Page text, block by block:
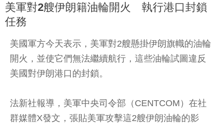
美軍對2艘伊朗籍油輪開火 執行港口封鎖
任務
美國軍方今天表示，美軍對2艘懸掛伊朗旗幟的油輪
開火，並使它們無法繼續航行，這些油輪試圖違反
美國對伊朗港口的封鎖。
法新社報導，美軍中央司令部（CENTCOM）在社
群媒體X發文，張貼美軍攻擊這2艘伊朗油輪的影